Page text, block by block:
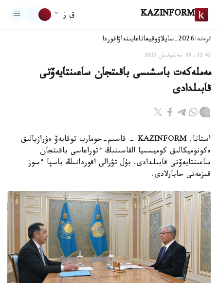
KAZINFORM ق ز
ترەند:2026-سايلاۋ وقيعاتاعايىنداۋاقوردا
12:42, 08 جەلتوقسان 2025
مەملەكەت باسشىسى باقىتجان ساعىنتايەۆتى
قابىلدادى
استانا. KAZINFORM - قاسىم-جومارت توقايەۆ ەۋرازيالىق
ەكونوميكالىق كوميسسيا القاسىنىڭ ءتوراعاسى باقىتجان
ساعىنتايەۆتى قابىلدادى. بۇل تۋرالى اقوردانىڭ باسپا ءسوز
قىزمەتى حابارلادى.